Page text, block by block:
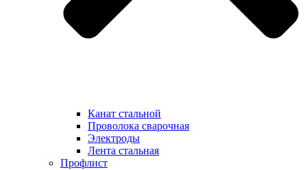
Канат стальной
Проволока сварочная
Электроды
Лента стальная
Профлист